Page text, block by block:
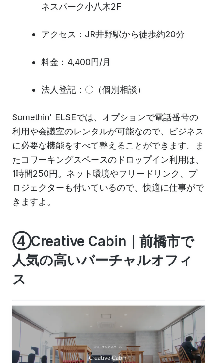
ネスパーク小八木2F
アクセス：JR井野駅から徒歩約20分
料金：4,400円/月
法人登記：〇（個別相談）
Somethin' ELSEでは、オプションで電話番号の
利用や会議室のレンタルが可能なので、ビジネス
に必要な機能をすべて整えることができます。ま
たコワーキングスペースのドロップイン利用は、
1時間250円。ネット環境やフリードリンク、プ
ロジェクターも付いているので、快適に仕事がで
きますよ。
④Creative Cabin｜前橋市で
人気の高いバーチャルオフィ
ス